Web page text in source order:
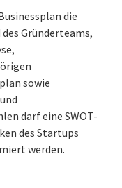
die
Gründerteams,
sowie
darf eine SWOT-
des Startups
werden.